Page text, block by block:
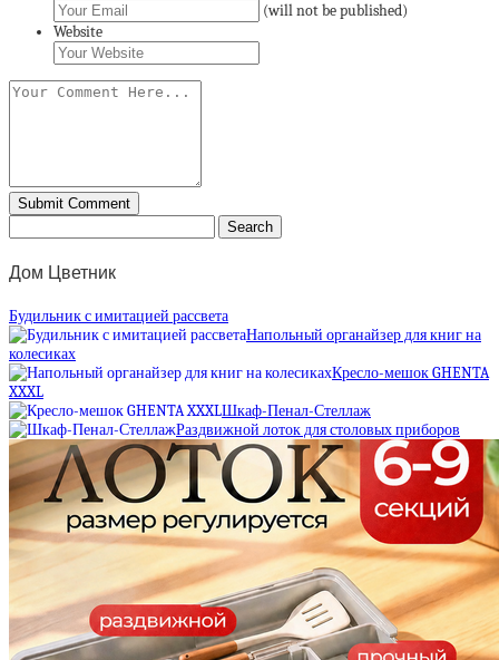
(will not be published)
Website
Дом Цветник
Будильник с имитацией рассвета
Напольный органайзер для книг на
колесиках
Кресло-мешок GHENTA
XXXL
Шкаф-Пенал-Стеллаж
Раздвижной лоток для столовых приборов